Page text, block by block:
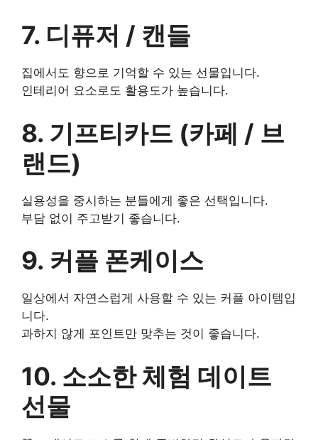
7. 디퓨저 / 캔들
집에서도 향으로 기억할 수 있는 선물입니다.
인테리어 요소로도 활용도가 높습니다.
8. 기프티카드 (카페 / 브
랜드)
실용성을 중시하는 분들에게 좋은 선택입니다.
부담 없이 주고받기 좋습니다.
9. 커플 폰케이스
일상에서 자연스럽게 사용할 수 있는 커플 아이템입
니다.
과하지 않게 포인트만 맞추는 것이 좋습니다.
10. 소소한 체험 데이트
선물